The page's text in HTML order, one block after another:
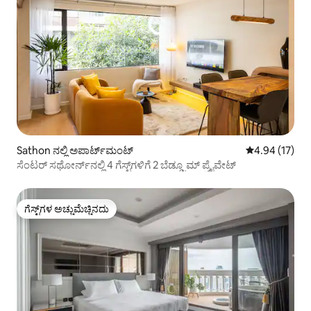
Sathon ನಲ್ಲಿ ಅಪಾರ್ಟ್‌ಮಂಟ್ 5 ರಲ್ಲಿ 4.94
4.94 (17)
ಸೆಂಟರ್ ಸಥೋರ್ನ್‌ನಲ್ಲಿ 4 ಗೆಸ್ಟ್‌ಗಳಿಗೆ 2 ಬೆಡ್ಡ್ರೂಮ್ ಪ್ರೈವೇಟ್
ಗೆಸ್ಟ್‌ಗಳ ಅಚ್ಚುಮೆಚ್ಚಿನದು
ಗೆಸ್ಟ್‌ಗಳ ಅಚ್ಚುಮೆಚ್ಚಿನದು